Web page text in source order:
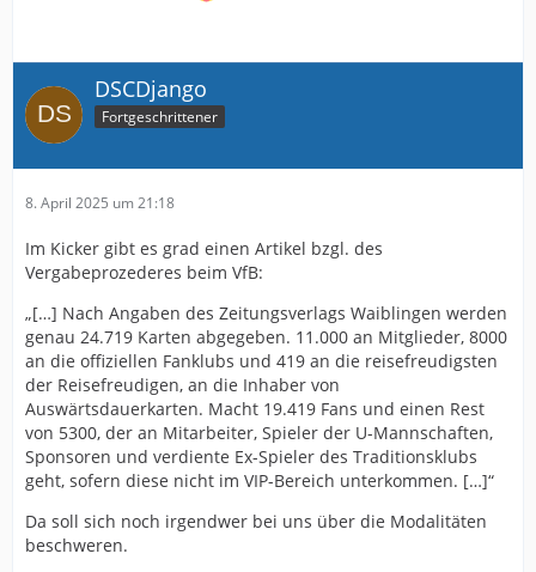
DSCDjango
Fortgeschrittener
8. April 2025 um 21:18
Im Kicker gibt es grad einen Artikel bzgl. des
Vergabeprozederes beim VfB:
„[…] Nach Angaben des Zeitungsverlags Waiblingen werden
genau 24.719 Karten abgegeben. 11.000 an Mitglieder, 8000
an die offiziellen Fanklubs und 419 an die reisefreudigsten
der Reisefreudigen, an die Inhaber von
Auswärtsdauerkarten. Macht 19.419 Fans und einen Rest
von 5300, der an Mitarbeiter, Spieler der U-Mannschaften,
Sponsoren und verdiente Ex-Spieler des Traditionsklubs
geht, sofern diese nicht im VIP-Bereich unterkommen. […]“
Da soll sich noch irgendwer bei uns über die Modalitäten
beschweren.